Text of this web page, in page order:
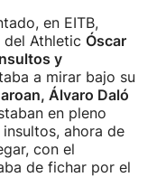
en EITB,
Athletic Óscar
y
a mirar bajo su
Álvaro Daló
en pleno
ahora de
con el
de fichar por el